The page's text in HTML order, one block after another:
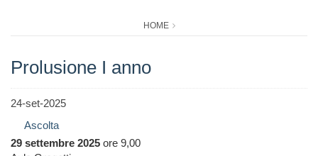
HOME
Prolusione I anno
24-set-2025
Ascolta
29 settembre 2025 ore 9,00